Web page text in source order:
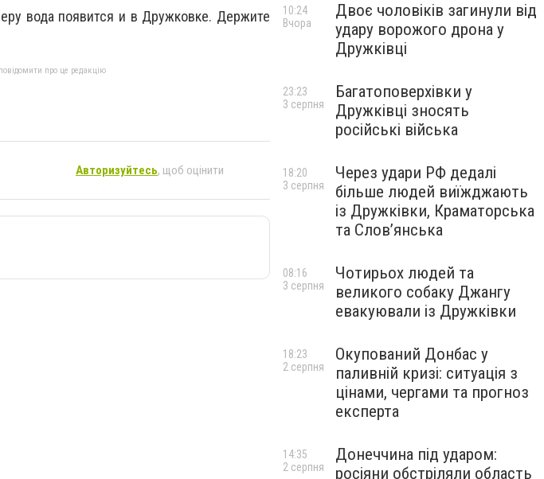
вода появится и в Дружковке. Держите
про це редакцію
Авторизуйтесь, щоб оцінити
Двоє чоловіків загинули від
удару ворожого дрона у
Дружківці
10:24
Вчора
Багатоповерхівки у
Дружківці зносять
російські війська
23:23
3 серпня
Через удари РФ дедалі
більше людей виїжджають
із Дружківки, Краматорська
та Слов’янська
18:20
3 серпня
Чотирьох людей та
великого собаку Джангу
евакуювали із Дружківки
08:16
3 серпня
Окупований Донбас у
паливній кризі: ситуація з
цінами, чергами та прогноз
експерта
18:23
2 серпня
Донеччина під ударом:
росіяни обстріляли область
14:35
2 серпня